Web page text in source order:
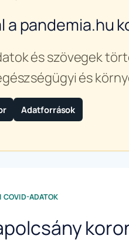
a pandemia.hu
és szövegek
és
Adatforrások
COVID-ADATOK